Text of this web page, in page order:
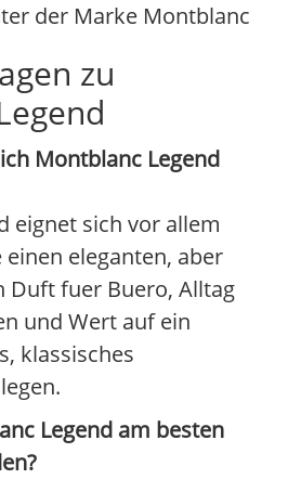
der Marke Montblanc
zu
Montblanc Legend
eignet sich vor allem
eleganten, aber
Duft fuer Buero, Alltag
und Wert auf ein
klassisches
Legend am besten